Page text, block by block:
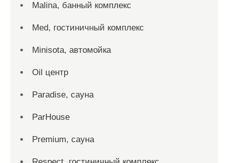
Malina, банный комплекс
Med, гостиничный комплекс
Minisota, автомойка
Oil центр
Paradise, сауна
ParHouse
Premium, сауна